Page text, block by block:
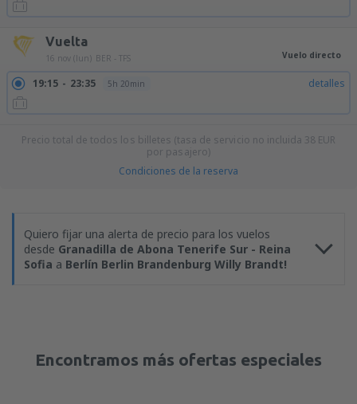
Vuelta
16 nov (lun) BER - TFS Vuelo directo
19:15 23:35 5h 20min detalles
Precio total de todos los billetes (tasa de servicio no incluida 38 EUR
por pasajero)
Condiciones de la reserva
Quiero fijar una alerta de precio para los vuelos
desde Granadilla de Abona Tenerife Sur - Reina
Sofia a Berlín Berlin Brandenburg Willy Brandt!
Encontramos más ofertas especiales